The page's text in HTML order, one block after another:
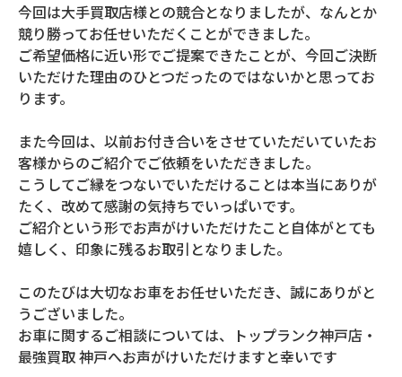
今回は大手買取店様との競合となりましたが、なんとか
競り勝ってお任せいただくことができました。
ご希望価格に近い形でご提案できたことが、今回ご決断
いただけた理由のひとつだったのではないかと思ってお
ります。
また今回は、以前お付き合いをさせていただいていたお
客様からのご紹介でご依頼をいただきました。
こうしてご縁をつないでいただけることは本当にありが
たく、改めて感謝の気持ちでいっぱいです。
ご紹介という形でお声がけいただけたこと自体がとても
嬉しく、印象に残るお取引となりました。
このたびは大切なお車をお任せいただき、誠にありがと
うございました。
お車に関するご相談については、トップランク神戸店・
最強買取 神戸へお声がけいただけますと幸いです